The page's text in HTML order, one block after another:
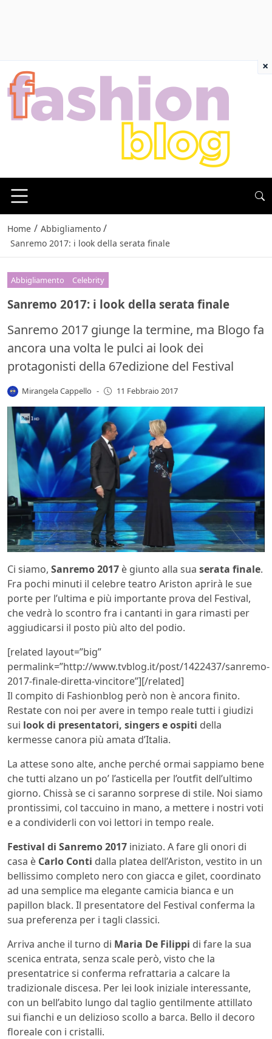
Home / Abbigliamento /
Sanremo 2017: i look della serata finale
Abbigliamento Celebrity
Sanremo 2017: i look della serata finale
Sanremo 2017 giunge la termine, ma Blogo fa
ancora una volta le pulci ai look dei
protagonisti della 67edizione del Festival
Mirangela Cappello - 11 Febbraio 2017
Ci siamo, Sanremo 2017 è giunto alla sua serata finale.
Fra pochi minuti il celebre teatro Ariston aprirà le sue
porte per l’ultima e più importante prova del Festival,
che vedrà lo scontro fra i cantanti in gara rimasti per
aggiudicarsi il posto più alto del podio.
[related layout=”big”
permalink=”http://www.tvblog.it/post/1422437/sanremo-
2017-finale-diretta-vincitore”][/related]
Il compito di Fashionblog però non è ancora finito.
Restate con noi per avere in tempo reale tutti i giudizi
sui look di presentatori, singers e ospiti della
kermesse canora più amata d’Italia.
La attese sono alte, anche perché ormai sappiamo bene
che tutti alzano un po’ l’asticella per l’outfit dell’ultimo
giorno. Chissà se ci saranno sorprese di stile. Noi siamo
prontissimi, col taccuino in mano, a mettere i nostri voti
e a condividerli con voi lettori in tempo reale.
Festival di Sanremo 2017 iniziato. A fare gli onori di
casa è Carlo Conti dalla platea dell’Ariston, vestito in un
bellissimo completo nero con giacca e gilet, coordinato
ad una semplice ma elegante camicia bianca e un
papillon black. Il presentatore del Festival conferma la
sua preferenza per i tagli classici.
Arriva anche il turno di Maria De Filippi di fare la sua
scenica entrata, senza scale però, visto che la
presentatrice si conferma refrattaria a calcare la
tradizionale discesa. Per lei look iniziale interessante,
con un bell’abito lungo dal taglio gentilmente attillato
sui fianchi e un delizioso scollo a barca. Bello il decoro
floreale con i cristalli.
×